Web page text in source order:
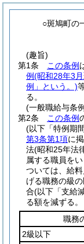
○斑鳩町の
(趣旨)
第1条
この条例
例(昭和28年3
例」という。)
る。
(一般職給与条
第2条
この条例
(以下「特例期
第3条第1項に
法(昭和25年法
属する職員を
ついては、給料
げる職務の級
合(以下「支給
る額を減ずる。
職務
2級以下